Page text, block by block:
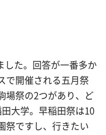
した。回答が一番多か
で開催される五月祭
場祭の2つがあり、ど
大学。早稲田祭は10
祭ですし、行きたい